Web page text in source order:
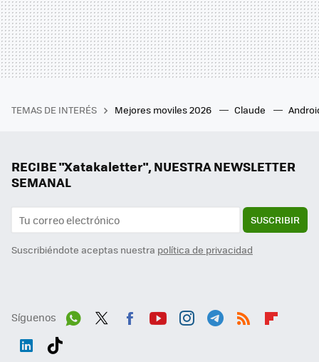
TEMAS DE INTERÉS Mejores moviles 2026 Claude
RECIBE "Xatakaletter", NUESTRA NEWSLETTER
SEMANAL
SUSCRIBIR
Suscribiéndote aceptas nuestra política de privacidad
Síguenos